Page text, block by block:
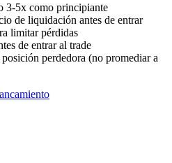
3-5x como principiante
de liquidación antes de entrar
limitar pérdidas
de entrar al trade
perdedora (no promediar a